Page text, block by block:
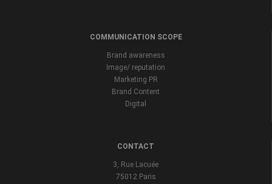
COMMUNICATION SCOPE
Brand awareness
Image/ reputation
Marketing PR
Brand Content
Digital
CONTACT
3, Rue Lacuée
75012 Paris